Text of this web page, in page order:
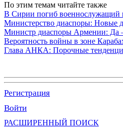
По этим темам читайте также
В Сирии погиб военнослужащий
Министерство диаспоры: Новые
Министр диаспоры Армении: Да
Вероятность войны в зоне
Глава АНКА: Порочные
Регистрация
Войти
РАСШИРЕННЫЙ ПОИСК